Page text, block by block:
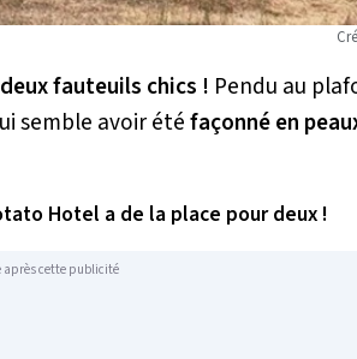
deux fauteuils chics ! Pendu au
semble avoir étéfaçonné en
Hotel a de la place pour deux !
après cette publicité